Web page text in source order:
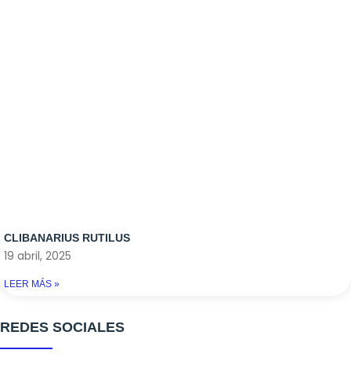
CLIBANARIUS RUTILUS
19 abril, 2025
LEER MÁS »
REDES SOCIALES